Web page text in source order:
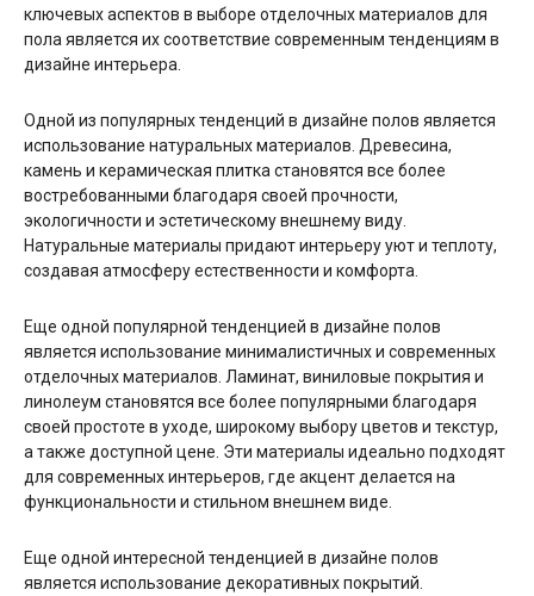
ключевых аспектов в выборе отделочных материалов для
пола является их соответствие современным тенденциям в
дизайне интерьера.
Одной из популярных тенденций в дизайне полов является
использование натуральных материалов. Древесина,
камень и керамическая плитка становятся все более
востребованными благодаря своей прочности,
экологичности и эстетическому внешнему виду.
Натуральные материалы придают интерьеру уют и теплоту,
создавая атмосферу естественности и комфорта.
Еще одной популярной тенденцией в дизайне полов
является использование минималистичных и современных
отделочных материалов. Ламинат, виниловые покрытия и
линолеум становятся все более популярными благодаря
своей простоте в уходе, широкому выбору цветов и текстур,
а также доступной цене. Эти материалы идеально подходят
для современных интерьеров, где акцент делается на
функциональности и стильном внешнем виде.
Еще одной интересной тенденцией в дизайне полов
является использование декоративных покрытий.